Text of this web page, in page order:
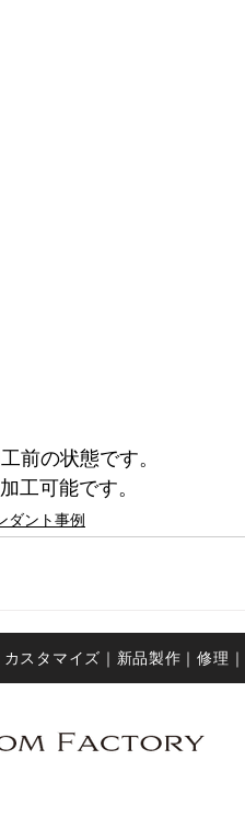
前の状態です。
工可能です。
ダント事例
​カスタマイズ｜ 新品製作｜修理 ｜